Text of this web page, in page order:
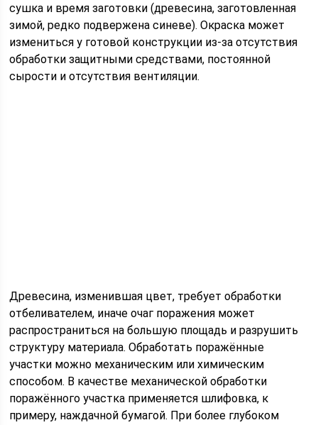
сушка и время заготовки (древесина, заготовленная
зимой, редко подвержена синеве). Окраска может
измениться у готовой конструкции из-за отсутствия
обработки защитными средствами, постоянной
сырости и отсутствия вентиляции.
Древесина, изменившая цвет, требует обработки
отбеливателем, иначе очаг поражения может
распространиться на большую площадь и разрушить
структуру материала. Обработать поражённые
участки можно механическим или химическим
способом. В качестве механической обработки
поражённого участка применяется шлифовка, к
примеру, наждачной бумагой. При более глубоком